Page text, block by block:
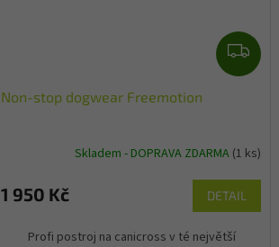
Z
D
A
Non-stop dogwear Freemotion
Skladem - DOPRAVA ZDARMA (1 ks)
1 950 Kč DETAIL
Profi postroj na canicross v té největší